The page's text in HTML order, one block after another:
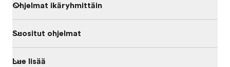
Ohjelmat ikäryhmittäin
Suositut ohjelmat
Lue lisää